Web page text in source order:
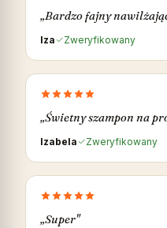
„Bardzo fajny
Iza Zweryfikowany
„Świetny szampon na
Izabela Zweryfikowany
„Super"